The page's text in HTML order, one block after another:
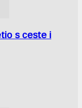
s ceste i